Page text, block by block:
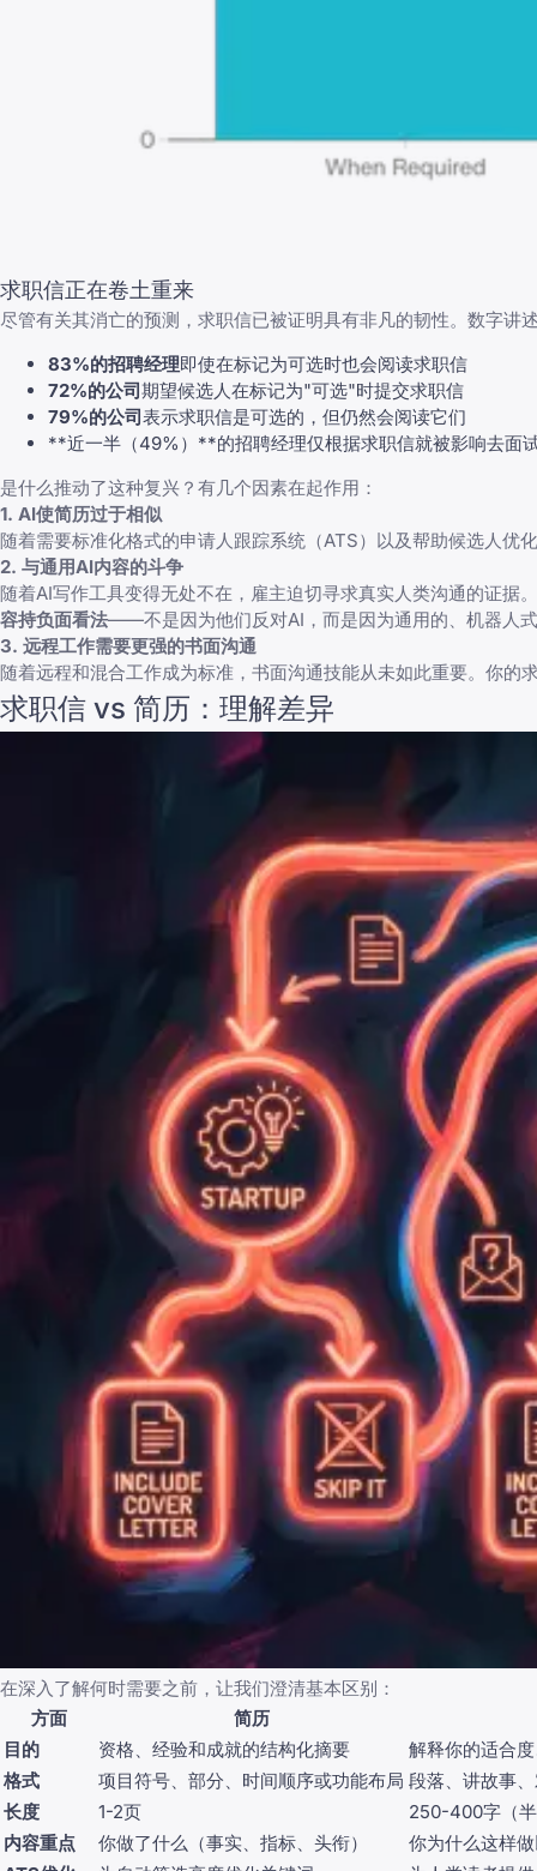
求职信正在卷土重来
尽管有关其消亡的预测，求职信已被证明具有非凡的韧性。数字讲
83%的招聘经理即使在标记为可选时也会阅读求职信
72%的公司期望候选人在标记为"可选"时提交求职信
79%的公司表示求职信是可选的，但仍然会阅读它们
**近一半（49%）**的招聘经理仅根据求职信就被影响去面
是什么推动了这种复兴？有几个因素在起作用：
1. AI使简历过于相似
随着需要标准化格式的申请人跟踪系统（ATS）以及帮助候选人
2. 与通用AI内容的斗争
随着AI写作工具变得无处不在，雇主迫切寻求真实人类沟通的证据
容持负面看法——不是因为他们反对AI，而是因为通用的、机器人
3. 远程工作需要更强的书面沟通
随着远程和混合工作成为标准，书面沟通技能从未如此重要。你
求职信 vs 简历：理解差异
在深入了解何时需要之前，让我们澄清基本区别：
方面
简历
目的
资格、经验和成就的结构化摘要
解释你的适合
格式
项目符号、部分、时间顺序或功能布局 段落、讲故事
长度
1-2页
250-400字（
内容重点
你做了什么（事实、指标、头衔）
你为什么这样